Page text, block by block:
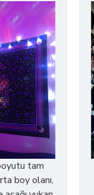
tam
boy olanı,